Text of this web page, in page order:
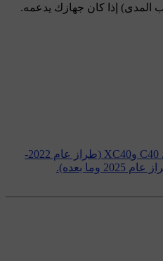
لا ينطبق الإعداد على الطرازين C40 وXC40 (طراز عام 2022-